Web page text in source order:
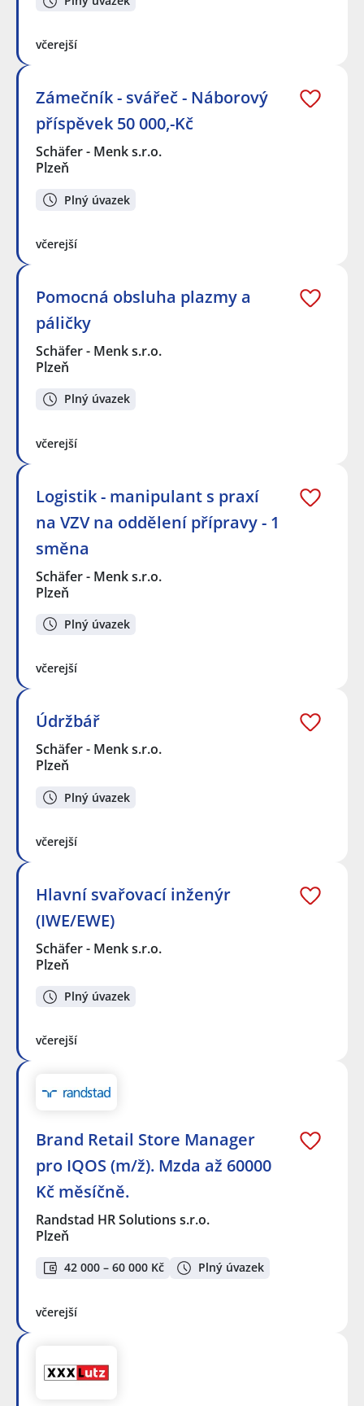
včerejší
Zámečník - svářeč - Náborový
příspěvek 50 000,-Kč
Schäfer - Menk s.r.o.
Plzeň
Plný úvazek
včerejší
Pomocná obsluha plazmy a
páličky
Schäfer - Menk s.r.o.
Plzeň
Plný úvazek
včerejší
Logistik - manipulant s praxí
na VZV na oddělení přípravy - 1
směna
Schäfer - Menk s.r.o.
Plzeň
Plný úvazek
včerejší
Údržbář
Schäfer - Menk s.r.o.
Plzeň
Plný úvazek
včerejší
Hlavní svařovací inženýr
(IWE/EWE)
Schäfer - Menk s.r.o.
Plzeň
Plný úvazek
včerejší
Brand Retail Store Manager
pro IQOS (m/ž). Mzda až 60000
Kč měsíčně.
Randstad HR Solutions s.r.o.
Plzeň
42 000 – 60 000 Kč Plný úvazek
včerejší